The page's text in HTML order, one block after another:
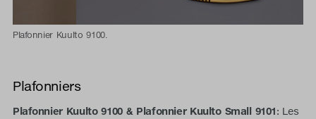
Plafonnier Kuulto 9100.
Plafonniers
Plafonnier Kuulto 9100 & Plafonnier Kuulto Small 9101: Les